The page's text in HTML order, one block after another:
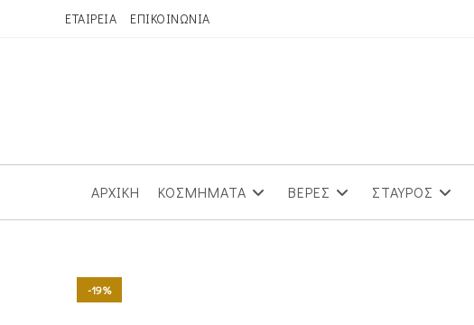
ΕΤΑΙΡΕΙΑ ΕΠΙΚΟΙΝΩΝΙΑ
ΑΡΧΙΚΗ ΚΟΣΜΗΜΑΤΑ ΒΕΡΕΣ ΣΤΑΥΡΟΣ
-19%